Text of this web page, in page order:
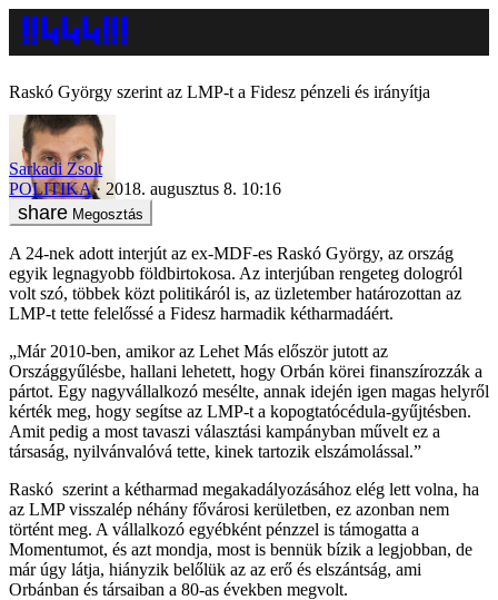
Raskó György szerint az LMP-t a Fidesz pénzeli és irányítja
Sarkadi Zsolt
POLITIKA
2018. augusztus 8. 10:16
Megosztás
A 24-nek adott interjút az ex-MDF-es Raskó György, az ország
egyik legnagyobb földbirtokosa. Az interjúban rengeteg dologról
volt szó, többek közt politikáról is, az üzletember határozottan az
LMP-t tette felelőssé a Fidesz harmadik kétharmadáért.
„Már 2010-ben, amikor az Lehet Más először jutott az
Országgyűlésbe, hallani lehetett, hogy Orbán körei finanszírozzák a
pártot. Egy nagyvállalkozó mesélte, annak idején igen magas helyről
kérték meg, hogy segítse az LMP-t a kopogtatócédula-gyűjtésben.
Amit pedig a most tavaszi választási kampányban művelt ez a
társaság, nyilvánvalóvá tette, kinek tartozik elszámolással.”
Raskó szerint a kétharmad megakadályozásához elég lett volna, ha
az LMP visszalép néhány fővárosi kerületben, ez azonban nem
történt meg. A vállalkozó egyébként pénzzel is támogatta a
Momentumot, és azt mondja, most is bennük bízik a legjobban, de
már úgy látja, hiányzik belőlük az az erő és elszántság, ami
Orbánban és társaiban a 80-as években megvolt.